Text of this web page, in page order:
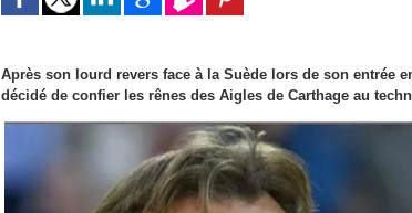
Après son lourd revers face à la Suède lors de son entrée
décidé de confier les rênes des Aigles de Carthage au